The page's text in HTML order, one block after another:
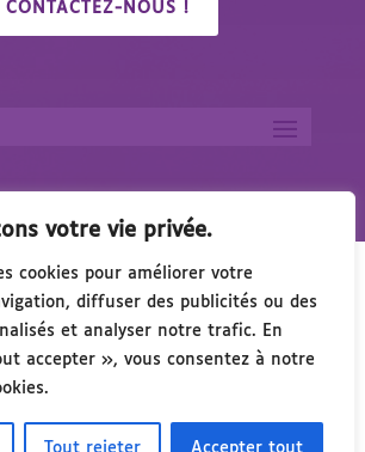
votre vie privée.
cookies pour améliorer votre
diffuser des publicités ou des
et analyser notre trafic. En
accepter », vous consentez à notre
Tout rejeter Accepter tout
CONTACTEZ-NOUS !
Salon du Handicap & de